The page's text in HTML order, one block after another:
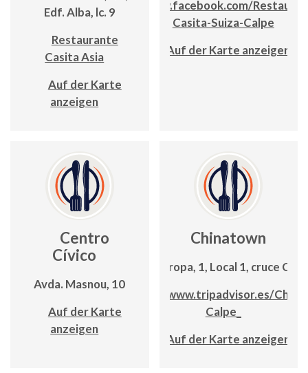
Edf. Alba, lc. 9
Restaurante
Casita Asia
Auf der Karte
anzeigen
www.facebook.com/
Casita-Suiza-Calpe
Auf der Karte anzeigen
Centro
Cívico
Avda. Masnou, 10
Auf der Karte
anzeigen
Chinatown
Avda. Europa, 1, Local 1, cruce C/
https://www.tripadvisor.es/
Calpe_
Auf der Karte anzeigen